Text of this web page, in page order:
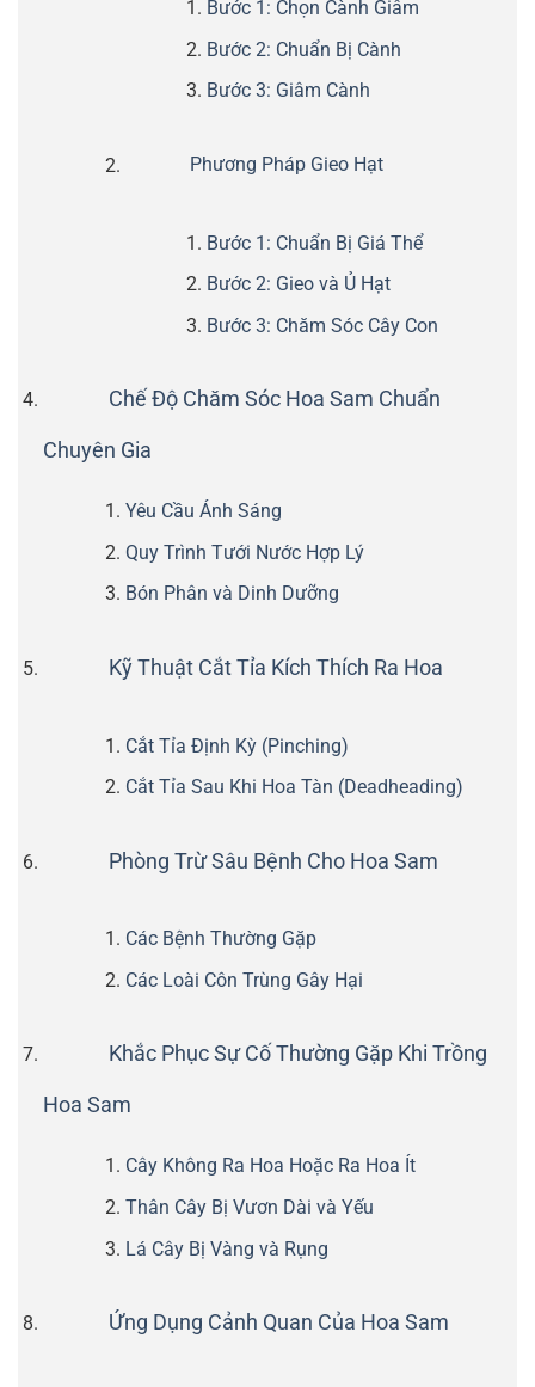
Bước 1: Chọn Cành Giâm
Bước 2: Chuẩn Bị Cành
Bước 3: Giâm Cành
Phương Pháp Gieo Hạt
Bước 1: Chuẩn Bị Giá Thể
Bước 2: Gieo và Ủ Hạt
Bước 3: Chăm Sóc Cây Con
Chế Độ Chăm Sóc Hoa Sam Chuẩn
Chuyên Gia
Yêu Cầu Ánh Sáng
Quy Trình Tưới Nước Hợp Lý
Bón Phân và Dinh Dưỡng
Kỹ Thuật Cắt Tỉa Kích Thích Ra Hoa
Cắt Tỉa Định Kỳ (Pinching)
Cắt Tỉa Sau Khi Hoa Tàn (Deadheading)
Phòng Trừ Sâu Bệnh Cho Hoa Sam
Các Bệnh Thường Gặp
Các Loài Côn Trùng Gây Hại
Khắc Phục Sự Cố Thường Gặp Khi Trồng
Hoa Sam
Cây Không Ra Hoa Hoặc Ra Hoa Ít
Thân Cây Bị Vươn Dài và Yếu
Lá Cây Bị Vàng và Rụng
Ứng Dụng Cảnh Quan Của Hoa Sam